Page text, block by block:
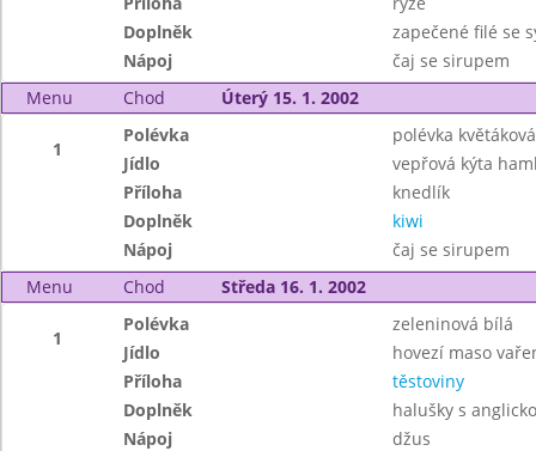
Doplněk
zapečené filé se
Nápoj
čaj se sirupem
Menu
Chod Úterý 15. 1. 2002
1
Polévka
polévka květáková
Jídlo
vepřová kýta
Příloha
knedlík
Doplněk
kiwi
Nápoj
čaj se sirupem
Menu
Chod Středa 16. 1. 2002
1
Polévka
zeleninová bílá
Jídlo
hovezí maso
Příloha
těstoviny
Doplněk
halušky s
Nápoj
džus